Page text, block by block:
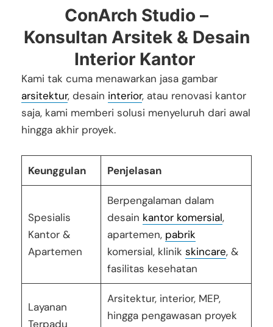
ConArch Studio –
Konsultan Arsitek & Desain
Interior Kantor
Kami tak cuma menawarkan jasa gambar
arsitektur, desain interior, atau renovasi kantor
saja, kami memberi solusi menyeluruh dari awal
hingga akhir proyek.
Keunggulan Penjelasan
Spesialis
Kantor &
Apartemen
Berpengalaman dalam
desain kantor komersial,
apartemen, pabrik
komersial, klinik skincare, &
fasilitas kesehatan
Layanan
Terpadu
Arsitektur, interior, MEP,
hingga pengawasan proyek